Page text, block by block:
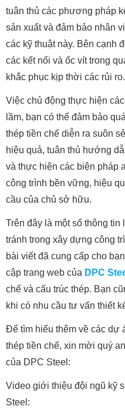
tuân thủ các phương pháp
sản xuất và đảm bảo nhân
các kỹ thuật này. Bên cạnh
các kết nối và ốc vít trong
khắc phục kịp thời các rủi ro.
Việc chủ động thực hiện
lầm, bạn có thể đảm bảo
thép tiền chế diễn ra suôn
hiệu quả, tuân thủ hướng
và thực hiện các biện pháp
công trình bền vững, hiệu
cầu của chủ sở hữu.
Trên đây là một số thông
tránh trong xây dựng công
bài viết đã cung cấp cho
cập trang web của DPC
chế và cấu trúc thép. Bạn
khi có nhu cầu tư vấn thiết
Để tìm hiểu thêm về các dự
thép tiền chế, xin mời quý
của DPC Steel:
Video giới thiệu đội ngũ kỹ
Steel: